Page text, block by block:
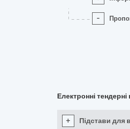
-
Електронні
+ Підстави для